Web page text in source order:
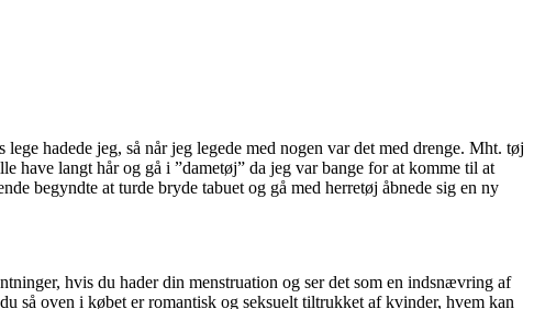
hadede jeg, så når jeg legede med nogen var det med drenge. Mht. tøj
have langt hår og gå i ”dametøj” da jeg var bange for at komme til at
begyndte at turde bryde tabuet og gå med herretøj åbnede sig en ny
hvis du hader din menstruation og ser det som en indsnævring af
så oven i købet er romantisk og seksuelt tiltrukket af kvinder, hvem kan